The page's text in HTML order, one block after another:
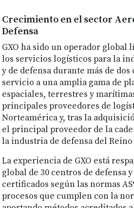
Crecimiento en el sector
Defensa
GXO ha sido un operador global
los servicios logísticos para la
y de defensa durante más de dos
servicio a una amplia gama de
espaciales, terrestres y
principales proveedores de
Norteamérica y, tras la
el principal proveedor de la
la industria de defensa del
La experiencia de GXO está
global de 30 centros de defensa
certificados según las normas
procesos que cumplen con la